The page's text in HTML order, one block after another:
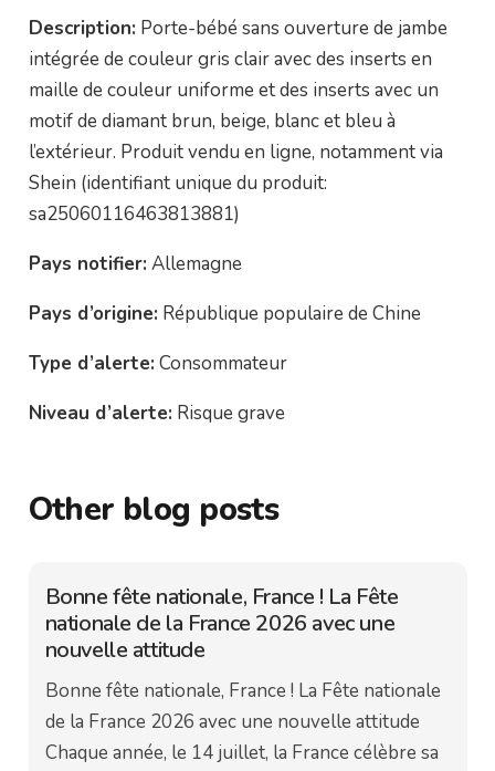
Description: Porte-bébé sans ouverture de jambe
intégrée de couleur gris clair avec des inserts en
maille de couleur uniforme et des inserts avec un
motif de diamant brun, beige, blanc et bleu à
l’extérieur. Produit vendu en ligne, notamment via
Shein (identifiant unique du produit:
sa25060116463813881)
Pays notifier: Allemagne
Pays d’origine: République populaire de Chine
Type d’alerte: Consommateur
Niveau d’alerte: Risque grave
Other blog posts
Bonne fête nationale, France ! La Fête
nationale de la France 2026 avec une
nouvelle attitude
Bonne fête nationale, France ! La Fête nationale
de la France 2026 avec une nouvelle attitude
Chaque année, le 14 juillet, la France célèbre sa